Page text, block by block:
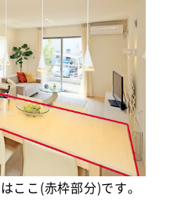
ここ(赤枠部分)です。